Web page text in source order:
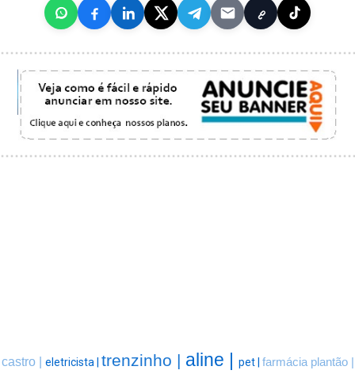
castro | eletricista | trenzinho | aline | pet | farmácia plantão |